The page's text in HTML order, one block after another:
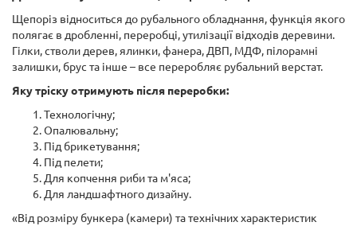
Щепоріз відноситься до рубального обладнання, функція якого
полягає в дробленні, переробці, утилізації відходів деревини.
Гілки, стволи дерев, ялинки, фанера, ДВП, МДФ, пілорамні
залишки, брус та інше – все переробляє рубальний верстат.
Яку тріску отримують після переробки:
Технологічну;
Опалювальну;
Під брикетування;
Під пелети;
Для копчення риби та м'яса;
Для ландшафтного дизайну.
«Від розміру бункера (камери) та технічних характеристик